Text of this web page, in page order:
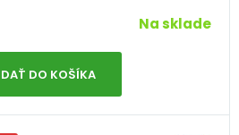
Na sklade
DO KOŠÍKA